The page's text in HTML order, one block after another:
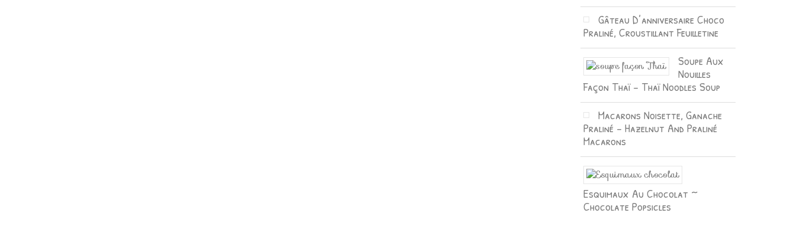
Gâteau D’anniversaire Choco
Praliné, Croustillant Feuilletine
Soupe Aux
Nouilles
Façon Thaï – Thaï Noodles Soup
Macarons Noisette, Ganache
Praliné – Hazelnut And Praliné
Macarons
Esquimaux Au Chocolat ~
Chocolate Popsicles